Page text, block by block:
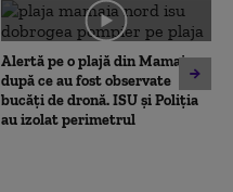
Alertă pe o plajă din Mamaia,
după ce au fost observate
bucăți de dronă. ISU și Poliția
au izolat perimetrul